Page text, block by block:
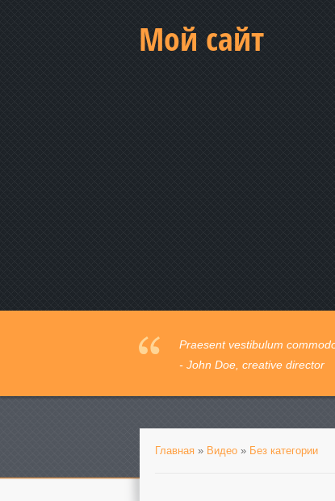
Мой сайт
Praesent vestibulum
- John Doe, creative director
Главная » Видео » Без категории